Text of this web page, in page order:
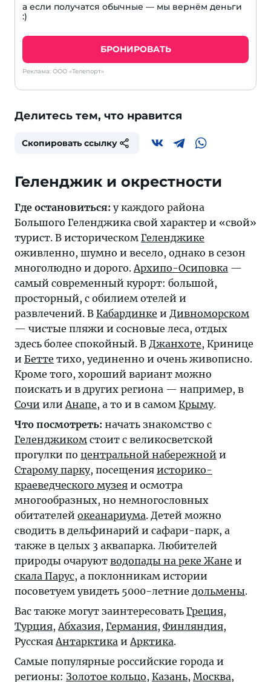
а если получатся обычные — мы вернём деньги
:)
БРОНИРОВАТЬ
Реклама: ООО «Телепорт»
Делитесь тем, что нравится
Скопировать ссылку
Где остановиться: у каждого района
Большого Геленджика свой характер и «свой»
турист. В историческом Геленджике
оживленно, шумно и весело, однако в сезон
многолюдно и дорого. Архипо-Осиповка —
самый современный курорт: большой,
просторный, с обилием отелей и
развлечений. В Кабардинке и Дивноморском
— чистые пляжи и сосновые леса, отдых
здесь более спокойный. В Джанхоте, Кринице
и Бетте тихо, уединенно и очень живописно.
Кроме того, хороший вариант можно
поискать и в других региона — например, в
Сочи или Анапе, а то и в самом Крыму.
Что посмотреть: начать знакомство с
Геленджиком стоит с великосветской
прогулки по центральной набережной и
Старому парку, посещения историко-
краеведческого музея и осмотра
многообразных, но немногословных
обитателей океанариума. Детей можно
сводить в дельфинарий и сафари-парк, а
также в целых 3 аквапарка. Любителей
природы очаруют водопады на реке Жане и
скала Парус, а поклонникам истории
посоветуем увидеть 5000-летние дольмены.
Вас также могут заинтересовать Греция,
Турция, Абхазия, Германия, Финляндия,
Русская Антарктика и Арктика.
Самые популярные российские города и
регионы: Золотое кольцо, Казань, Москва,